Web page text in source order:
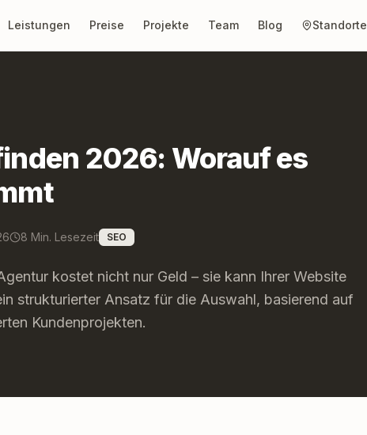
Leistungen Preise Projekte Team Blog Standorte
2026: Worauf es
8 Min. Lesezeit SEO
kostet nicht nur Geld – sie kann Ihrer Website
strukturierter Ansatz für die Auswahl, basierend auf
Kundenprojekten.